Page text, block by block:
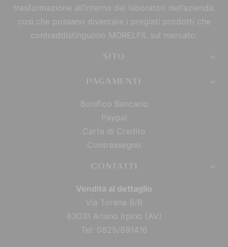
trasformazione all’interno dei laboratori dell’azienda,
così che possano diventare i pregiati prodotti che
contraddistinguono MORELFIL sul mercato.
SITO
PAGAMENTI
Bonifico Bancario
Paypal
Carta di Credito
Contrassegno
CONTATTI
Vendita al dettaglio
Via Torana 8/B
83031 Ariano Irpino (AV)
Tel: 0825/891416